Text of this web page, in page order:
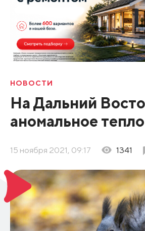
НОВОСТИ
На Дальний
аномальное тепло
15 ноября 2021, 09:17 1341